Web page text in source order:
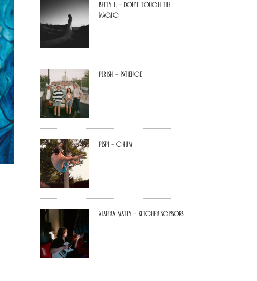
Betty L. – don’t touch the
Magic
Perish – Patience
Pespi – Chum
Alanna Matty – Kitchen Scissors